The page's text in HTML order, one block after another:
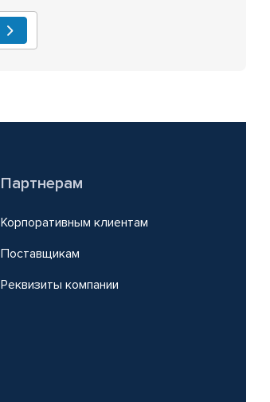
Партнерам
Корпоративным клиентам
Поставщикам
Реквизиты компании